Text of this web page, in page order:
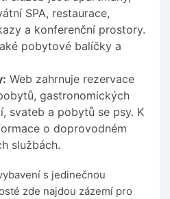
SPA, restaurace,
a konferenční prostory.
pobytové balíčky a
Web zahrnuje rezervace
gastronomických
svateb a pobytů se psy. K
o doprovodném
službách.
s jedinečnou
zde najdou zázemí pro